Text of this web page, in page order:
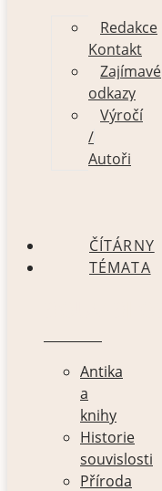
Redakce
Kontakt
Zajímavé
odkazy
Výročí
/
Autoři
ČÍTÁRNY
TÉMATA
Antika
a
knihy
Historie
souvislosti
Příroda